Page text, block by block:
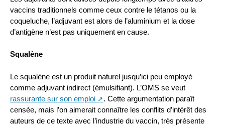
vaccins traditionnels comme ceux contre le tétanos ou la
coqueluche, l’adjuvant est alors de l’aluminium et la dose
d’antigène n’est pas uniquement en cause.
Squalène
Le squalène est un produit naturel jusqu’ici peu employé
comme adjuvant indirect (émulsifiant). L’OMS se veut
rassurante sur son emploi
. Cette argumentation paraît
censée, mais l’on aimerait connaître les conflits d’intérêt des
auteurs de ce texte avec l’industrie du vaccin, très présente